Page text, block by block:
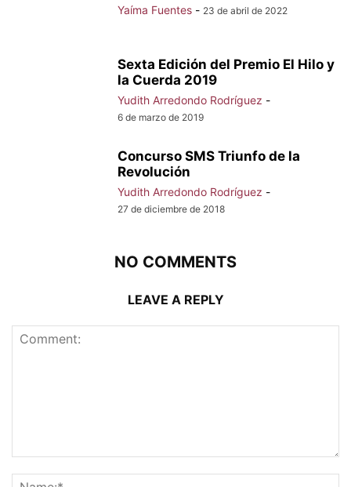
Yaíma Fuentes - 23 de abril de 2022
Sexta Edición del Premio El Hilo y
la Cuerda 2019
Yudith Arredondo Rodríguez -
6 de marzo de 2019
Concurso SMS Triunfo de la
Revolución
Yudith Arredondo Rodríguez -
27 de diciembre de 2018
NO COMMENTS
LEAVE A REPLY